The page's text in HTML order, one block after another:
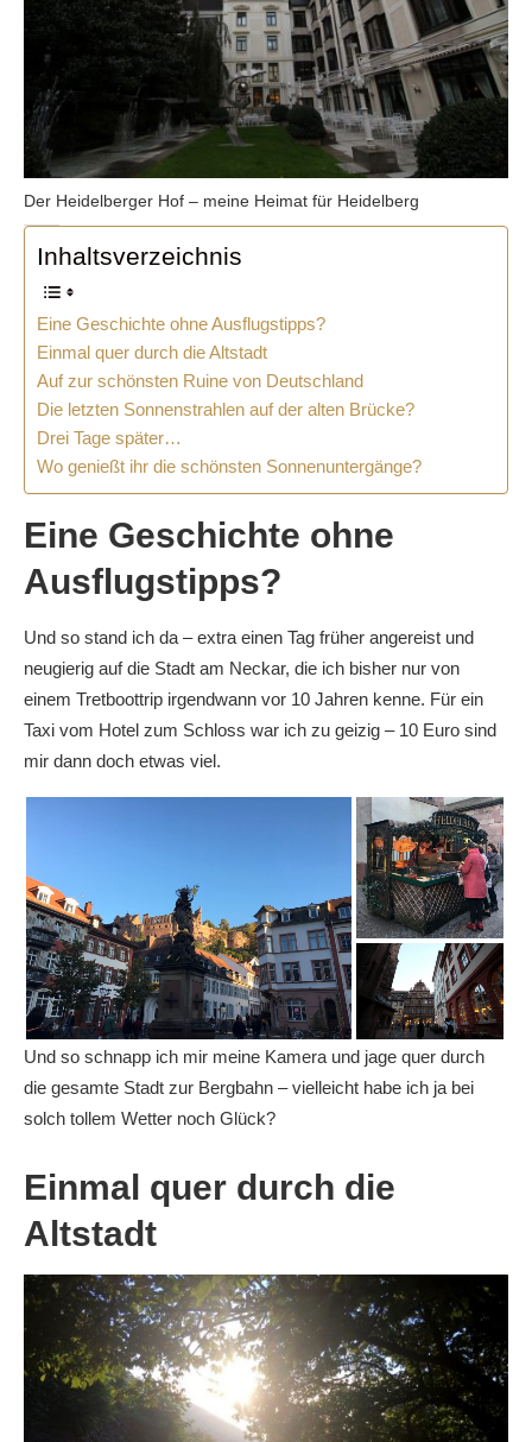
Der Heidelberger Hof – meine Heimat für Heidelberg
Inhaltsverzeichnis
Eine Geschichte ohne Ausflugstipps?
Einmal quer durch die Altstadt
Auf zur schönsten Ruine von Deutschland
Die letzten Sonnenstrahlen auf der alten Brücke?
Drei Tage später…
Wo genießt ihr die schönsten Sonnenuntergänge?
Eine Geschichte ohne
Ausflugstipps?
Und so stand ich da – extra einen Tag früher angereist und
neugierig auf die Stadt am Neckar, die ich bisher nur von
einem Tretboottrip irgendwann vor 10 Jahren kenne. Für ein
Taxi vom Hotel zum Schloss war ich zu geizig – 10 Euro sind
mir dann doch etwas viel.
Und so schnapp ich mir meine Kamera und jage quer durch
die gesamte Stadt zur Bergbahn – vielleicht habe ich ja bei
solch tollem Wetter noch Glück?
Einmal quer durch die
Altstadt